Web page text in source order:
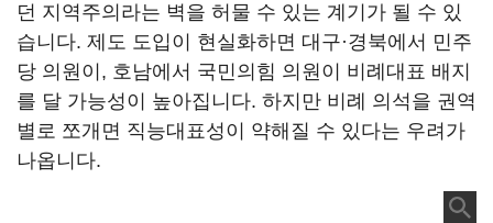
던 지역주의라는 벽을 허물 수 있는 계기가 될 수 있
습니다. 제도 도입이 현실화하면 대구·경북에서 민주
당 의원이, 호남에서 국민의힘 의원이 비례대표 배지
를 달 가능성이 높아집니다. 하지만 비례 의석을 권역
별로 쪼개면 직능대표성이 약해질 수 있다는 우려가
나옵니다.